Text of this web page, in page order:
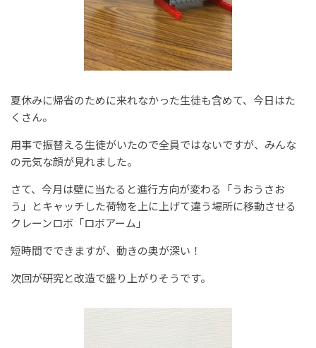
夏休みに帰省のために来れなかった生徒も含めて、今日はた
くさん。
用事で振替える生徒がいたので全員ではないですが、みんな
の元気な顔が見れました。
さて、今月は壁に当たると進行方向が変わる「うおうさお
う」とキャッチした荷物を上に上げて違う場所に移動させる
クレーンロボ「ロボアーム」
短時間でできますが、動きの奥が深い！
次回が研究と改造で盛り上がりそうです。